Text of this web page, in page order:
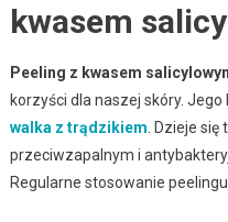
kwasem
Peeling z kwasem
korzyści dla naszej skóry.
walka z trądzikiem. Dzieje się
przeciwzapalnym i
Regularne stosowanie